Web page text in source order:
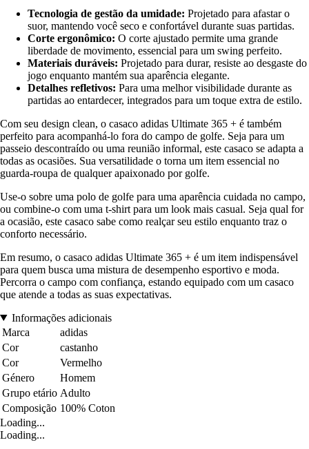
Tecnologia de gestão da umidade: Projetado para afastar o
suor, mantendo você seco e confortável durante suas partidas.
Corte ergonômico: O corte ajustado permite uma grande
liberdade de movimento, essencial para um swing perfeito.
Materiais duráveis: Projetado para durar, resiste ao desgaste do
jogo enquanto mantém sua aparência elegante.
Detalhes refletivos: Para uma melhor visibilidade durante as
partidas ao entardecer, integrados para um toque extra de estilo.
Com seu design clean, o casaco adidas Ultimate 365 + é também
perfeito para acompanhá-lo fora do campo de golfe. Seja para um
passeio descontraído ou uma reunião informal, este casaco se adapta a
todas as ocasiões. Sua versatilidade o torna um item essencial no
guarda-roupa de qualquer apaixonado por golfe.
Use-o sobre uma polo de golfe para uma aparência cuidada no campo,
ou combine-o com uma t-shirt para um look mais casual. Seja qual for
a ocasião, este casaco sabe como realçar seu estilo enquanto traz o
conforto necessário.
Em resumo, o casaco adidas Ultimate 365 + é um item indispensável
para quem busca uma mistura de desempenho esportivo e moda.
Percorra o campo com confiança, estando equipado com um casaco
que atende a todas as suas expectativas.
Informações adicionais
Marca
adidas
Cor
castanho
Cor
Vermelho
Género
Homem
Grupo etário Adulto
Composição 100% Coton
Loading...
Loading...